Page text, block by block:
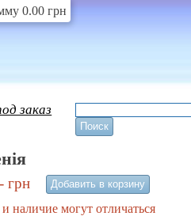
0.00 грн
заказ
грн
наличие могут отличаться